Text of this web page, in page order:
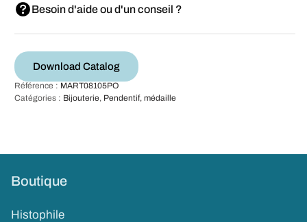
Besoin d'aide ou d'un conseil ?
Download Catalog
Référence : MART08105PO
Catégories : Bijouterie, Pendentif, médaille
Boutique
Histophile